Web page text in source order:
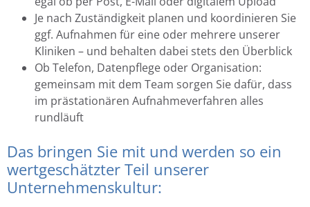
Je nach Zuständigkeit planen und koordinieren Sie
ggf. Aufnahmen für eine oder mehrere unserer
Kliniken – und behalten dabei stets den Überblick
Ob Telefon, Datenpflege oder Organisation:
gemeinsam mit dem Team sorgen Sie dafür, dass
im prästationären Aufnahmeverfahren alles
rundläuft
Das bringen Sie mit und werden so ein
wertgeschätzter Teil unserer
Unternehmenskultur: